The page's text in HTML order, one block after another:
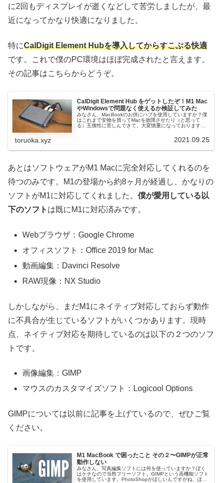
に2回もディスプレイが逝くなどして苦労しましたが、最
近になってかなり快適になりました。
特にCalDigit Element Hubを導入してからすこぶる快適
です。これで僕のPC環境はほぼ完成されたと言えます。
その記事はこちらからどうぞ。
CalDigit Element Hub をゲットしたぞ！M1 Mac
やWindowsで問題なく使えるか検証してみた
みなさん、MacBookのお供にハブを使用していますか？僕
はこれまで安物を買ってMacを故障させたり（と思って
る）互換性に苦しんできて、大変慎重になっております。
toruoka.xyz 2021.09.25
あとはソフトウェアがM1 Macに完全対応してくれるのを
待つのみです。M1の登場から約8ヶ月が経過し、かなりの
ソフトがM1に対応してくれました。 僕が愛用している以
下のソフト は既にM1に対応済みです。
Webブラウザ：Google Chrome
オフィスソフト：Office 2019 for Mac
動画編集：Davinci Resolve
RAW現像：NX Studio
しかしながら、まだM1にネイティブ対応しておらず動作
に不具合が生じているソフトがいくつかあります。現時
点、ネイティブ対応を期待しているのは以下の２つのソフ
トです。
画像編集：GIMP
マウスのカスタマイズソフト：Logicool Options
GIMPについては以前に記事を上げているので、ぜひご覧
ください。
M1 MacBook で困ったこと その２〜GIMPが正常
動作しない
みなさん、写真編集ソフトには何を使っていますか？ぼく
はケチなので当然フリーソフト。GIMPという高機能ソフト
を使用しています。PhotoShopがほしいんですがね、ほん